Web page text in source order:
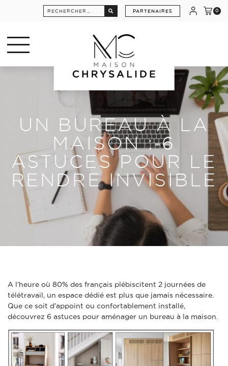
Rechercher : PARTENAIRES 0
UN BUREAU À LA
MAISON : 6
ASTUCES POUR LE
RENDRE INVISIBLE
A l’heure où 80% des français plébiscitent 2 journées de
télétravail, un espace dédié est plus que jamais nécessaire.
Que ce soit d’appoint ou confortablement installé,
découvrez 6 astuces pour aménager un bureau à la maison.